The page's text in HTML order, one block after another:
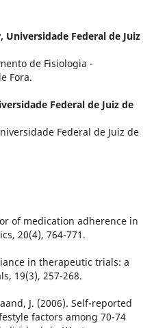
Universidade Federal de Juiz
de Fisiologia -
Fora.
Federal de Juiz de
Federal de Juiz de
of medication adherence in
20(4), 764-771.
in therapeutic trials: a
19(3), 257-268.
J. (2006). Self-reported
factors among 70-74